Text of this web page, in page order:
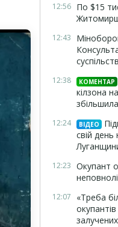
12:56 По $15
12:43
12:38 КОМЕНТАР
кілзона
12:24 ВІДЕО
свій день
12:23 Окупант
12:07
«Треба